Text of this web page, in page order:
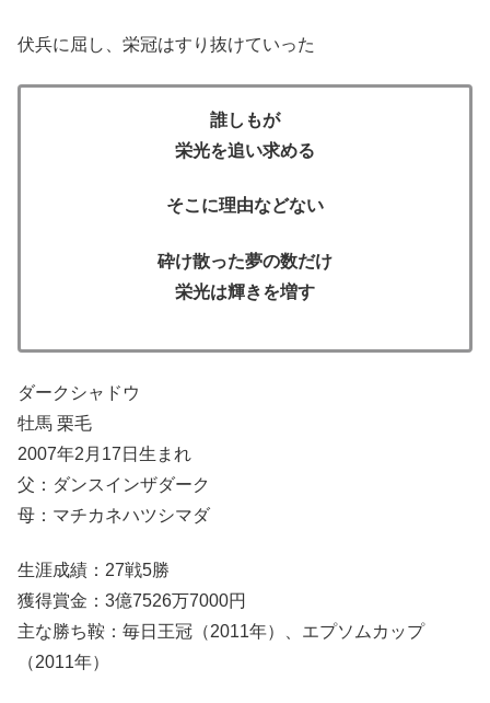
伏兵に屈し、栄冠はすり抜けていった
誰しもが
栄光を追い求める
そこに理由などない
砕け散った夢の数だけ
栄光は輝きを増す
ダークシャドウ
牡馬 栗毛
2007年2月17日生まれ
父：ダンスインザダーク
母：マチカネハツシマダ
生涯成績：27戦5勝
獲得賞金：3億7526万7000円
主な勝ち鞍：毎日王冠（2011年）、エプソムカップ
（2011年）